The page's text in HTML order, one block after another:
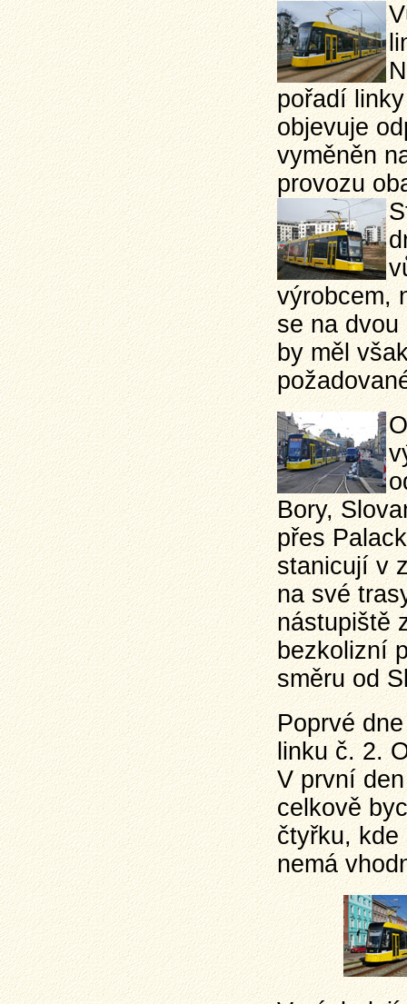
pořadí
objevuje
vyměněn
provozu
výrobcem,
se na
by měl
Bory,
přes
stanicují v
na své
nástupiště
bezkolizní
směru od
Poprvé
linku č. 2.
V první
celkově
čtyřku,
nemá